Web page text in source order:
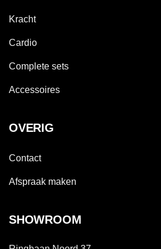
Kracht
Cardio
Complete sets
Accessoires
OVERIG
Contact
Afspraak maken
SHOWROOM